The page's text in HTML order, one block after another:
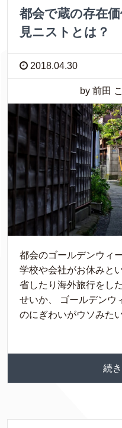
都会で蔵の存在
見ニストとは？
2018.04.30
by 前田
都会のゴールデンウィ
学校や会社がお休みと
省したり海外旅行をし
せいか、 ゴールデンウ
のにぎわいがウソみた
続